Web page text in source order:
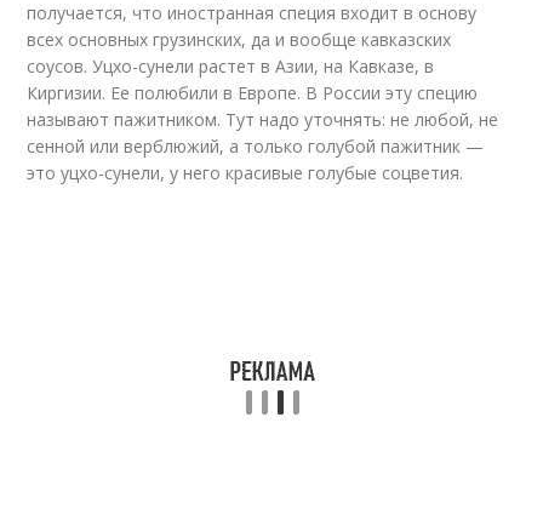
получается, что иностранная специя входит в основу
всех основных грузинских, да и вообще кавказских
соусов. Уцхо-сунели растет в Азии, на Кавказе, в
Киргизии. Ее полюбили в Европе. В России эту специю
называют пажитником. Тут надо уточнять: не любой, не
сенной или верблюжий, а только голубой пажитник —
это уцхо-сунели, у него красивые голубые соцветия.